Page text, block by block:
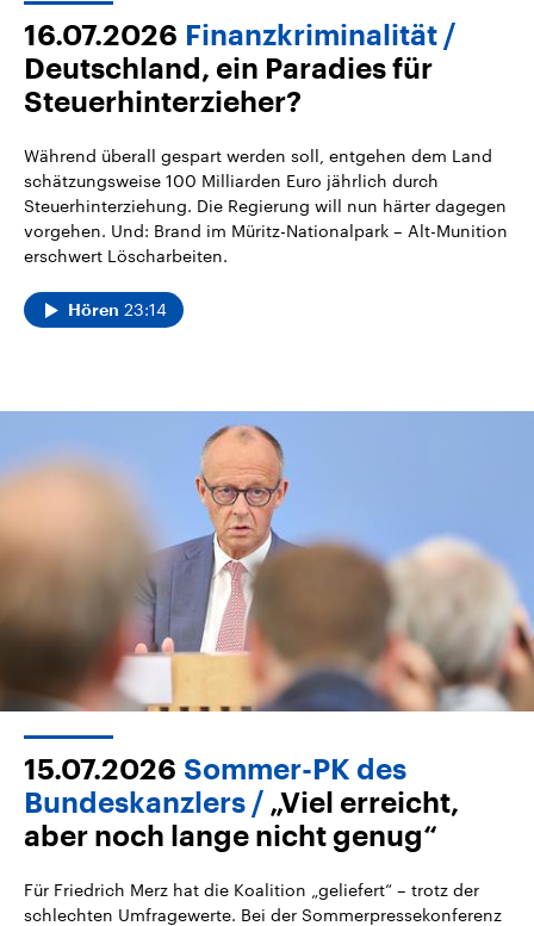
16.07.2026 Finanzkriminalität
Deutschland, ein Paradies für
Steuerhinterzieher?
Während überall gespart werden soll, entgehen dem Land
schätzungsweise 100 Milliarden Euro jährlich durch
Steuerhinterziehung. Die Regierung will nun härter dagegen
vorgehen. Und: Brand im Müritz-Nationalpark – Alt-Munition
erschwert Löscharbeiten.
Hören 23:14
15.07.2026 Sommer-PK des
Bundeskanzlers
„Viel erreicht,
aber noch lange nicht genug“
Für Friedrich Merz hat die Koalition „geliefert“ – trotz der
schlechten Umfragewerte. Bei der Sommerpressekonferenz